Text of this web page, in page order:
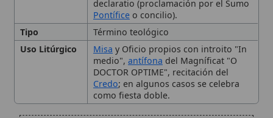
El Título y la Liturgia
Mujeres Doctoras de la
Iglesia
Ejemplos Notables de
Doctores Recientes